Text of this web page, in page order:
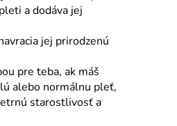
a dodáva jej
jej prirodzenú
pre teba, ak máš
alebo normálnu pleť,
starostlivosť a